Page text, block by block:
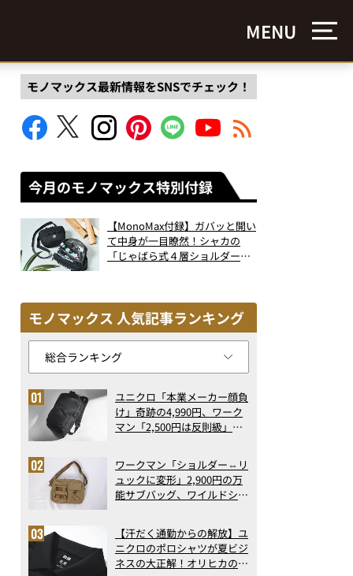
MENU
モノマックス最新情報をSNSでチェック！
今月のモノマックス特別付録
【MonoMax付録】ガバッと開い
て中身が一目瞭然！シャカの
「じゃばら式４層ショルダーバ
モノマックス 人気記事ランキング
ユニクロ「本業メーカー顔負
け」奇跡の4,990円、ワーク
マン「2,500円は反則級」凄
ト3】（2026年6月版）
ワークマン「ショルダー⇔リ
ュックに変形」2,900円の万
能サブバッグ、ワイルドシン
記事ランキングベスト3】
（2026年6月版）
【汗だく通勤からの解放】ユ
ニクロのポロシャツが夏ビジ
ネスの大正解！オリヒカの透